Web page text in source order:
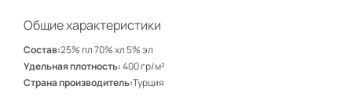
Общие характеристики
Состав:25% пл 70% хл 5% эл
Удельная плотность:400 гр/м²
Страна производитель:Турция
Салатный
Серо-лиловый
Сирень 145